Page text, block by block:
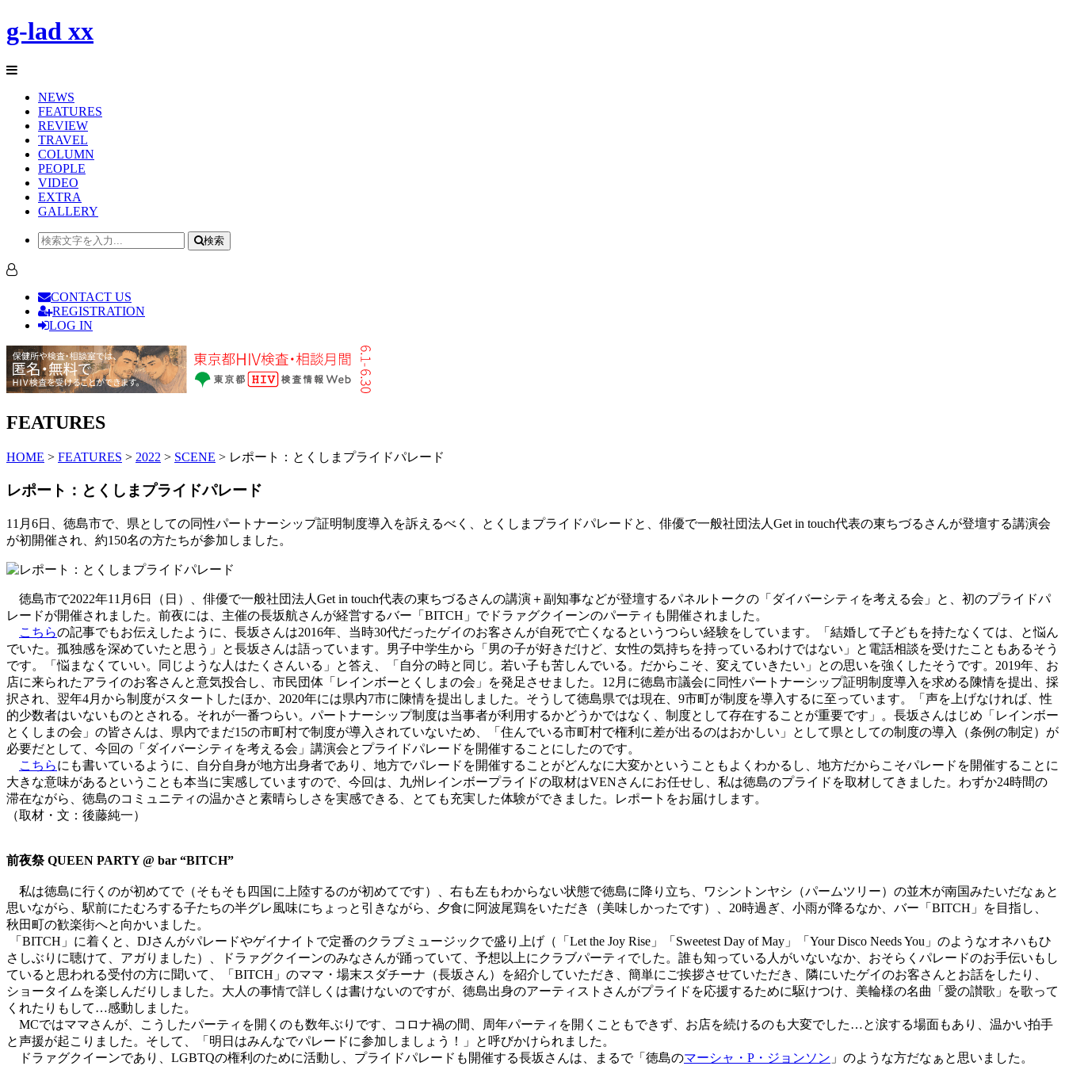
g-lad xx
NEWS
FEATURES
REVIEW
TRAVEL
COLUMN
PEOPLE
VIDEO
EXTRA
GALLERY
検索
CONTACT US
REGISTRATION
LOG IN
FEATURES
HOME > FEATURES > 2022 > SCENE > レポート：とくしまプライドパレード
レポート：とくしまプライドパレード
11月6日、徳島市で、県としての同性パートナーシップ証明制度導入を訴えるべく、とくしまプライドパレードと、俳優で一般社団法人Get in touch代表の東ちづるさんが登壇する講演会
が初開催され、約150名の方たちが参加しました。
徳島市で2022年11月6日（日）、俳優で一般社団法人Get in touch代表の東ちづるさんの講演＋副知事などが登壇するパネルトークの「ダイバーシティを考える会」と、初のプライドパ
レードが開催されました。前夜には、主催の長坂航さんが経営するバー「BITCH」でドラァグクイーンのパーティも開催されました。
こちらの記事でもお伝えしたように、長坂さんは2016年、当時30代だったゲイのお客さんが自死で亡くなるというつらい経験をしています。「結婚して子どもを持たなくては、と悩ん
でいた。孤独感を深めていたと思う」と長坂さんは語っています。男子中学生から「男の子が好きだけど、女性の気持ちを持っているわけではない」と電話相談を受けたこともあるそう
です。「悩まなくていい。同じような人はたくさんいる」と答え、「自分の時と同じ。若い子も苦しんでいる。だからこそ、変えていきたい」との思いを強くしたそうです。2019年、お
店に来られたアライのお客さんと意気投合し、市民団体「レインボーとくしまの会」を発足させました。12月に徳島市議会に同性パートナーシップ証明制度導入を求める陳情を提出、採
択され、翌年4月から制度がスタートしたほか、2020年には県内7市に陳情を提出しました。そうして徳島県では現在、9市町が制度を導入するに至っています。「声を上げなければ、性
的少数者はいないものとされる。それが一番つらい。パートナーシップ制度は当事者が利用するかどうかではなく、制度として存在することが重要です」。長坂さんはじめ「レインボー
とくしまの会」の皆さんは、県内でまだ15の市町村で制度が導入されていないため、「住んでいる市町村で権利に差が出るのはおかしい」として県としての制度の導入（条例の制定）が
必要だとして、今回の「ダイバーシティを考える会」講演会とプライドパレードを開催することにしたのです。
こちらにも書いているように、自分自身が地方出身者であり、地方でパレードを開催することがどんなに大変かということもよくわかるし、地方だからこそパレードを開催することに
大きな意味があるということも本当に実感していますので、今回は、九州レインボープライドの取材はVENさんにお任せし、私は徳島のプライドを取材してきました。わずか24時間の
滞在ながら、徳島のコミュニティの温かさと素晴らしさを実感できる、とても充実した体験ができました。レポートをお届けします。
（取材・文：後藤純一）
前夜祭 QUEEN PARTY @ bar “BITCH”
私は徳島に行くのが初めてで（そもそも四国に上陸するのが初めてです）、右も左もわからない状態で徳島に降り立ち、ワシントンヤシ（パームツリー）の並木が南国みたいだなぁと
思いながら、駅前にたむろする子たちの半グレ風味にちょっと引きながら、夕食に阿波尾鶏をいただき（美味しかったです）、20時過ぎ、小雨が降るなか、バー「BITCH」を目指し、
秋田町の歓楽街へと向かいました。
「BITCH」に着くと、DJさんがパレードやゲイナイトで定番のクラブミュージックで盛り上げ（「Let the Joy Rise」「Sweetest Day of May」「Your Disco Needs You」のようなオネハもひ
さしぶりに聴けて、アガりました）、ドラァグクイーンのみなさんが踊っていて、予想以上にクラブパーティでした。誰も知っている人がいないなか、おそらくパレードのお手伝いもし
ていると思われる受付の方に聞いて、「BITCH」のママ・場末スダチーナ（長坂さん）を紹介していただき、簡単にご挨拶させていただき、隣にいたゲイのお客さんとお話をしたり、
ショータイムを楽しんだりしました。大人の事情で詳しくは書けないのですが、徳島出身のアーティストさんがプライドを応援するために駆けつけ、美輪様の名曲「愛の讃歌」を歌って
くれたりもして…感動しました。
MCではママさんが、こうしたパーティを開くのも数年ぶりです、コロナ禍の間、周年パーティを開くこともできず、お店を続けるのも大変でした…と涙する場面もあり、温かい拍手
と声援が起こりました。そして、「明日はみんなでパレードに参加しましょう！」と呼びかけられました。
ドラァグクイーンであり、LGBTQの権利のために活動し、プライドパレードも開催する長坂さんは、まるで「徳島のマーシャ・P・ジョンソン 」のような方だなぁと思いました。